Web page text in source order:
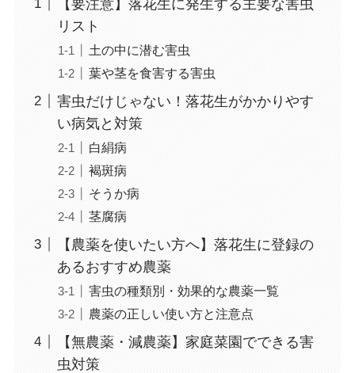
【要注意】落花生に発生する主要な害虫
リスト
土の中に潜む害虫
葉や茎を食害する害虫
害虫だけじゃない！落花生がかかりやす
い病気と対策
白絹病
褐斑病
そうか病
茎腐病
【農薬を使いたい方へ】落花生に登録の
あるおすすめ農薬
害虫の種類別・効果的な農薬一覧
農薬の正しい使い方と注意点
【無農薬・減農薬】家庭菜園でできる害
虫対策